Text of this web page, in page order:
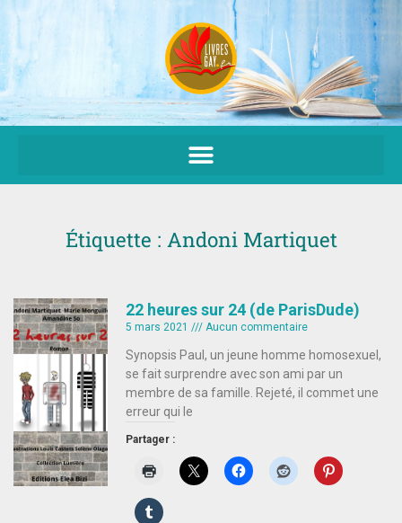
Aller
au
contenu
Étiquette : Andoni Martiquet
22 heures sur 24 (de ParisDude)
5 mars 2021 Aucun commentaire
Synopsis Paul, un jeune homme homosexuel,
se fait surprendre avec son ami par un
membre de sa famille. Rejeté, il commet une
erreur qui le
Partager :